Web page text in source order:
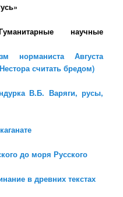
научные
норманиста Августа
считать бредом)
В.Б. Варяги, русы,
до моря Русского
в древних текстах